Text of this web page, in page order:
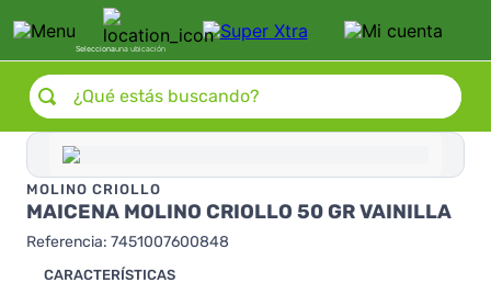
Seleccionauna ubicación
¿Qué estás buscando?
MOLINO CRIOLLO
MAICENA MOLINO CRIOLLO 50 GR VAINILLA
Referencia: 7451007600848
CARACTERÍSTICAS